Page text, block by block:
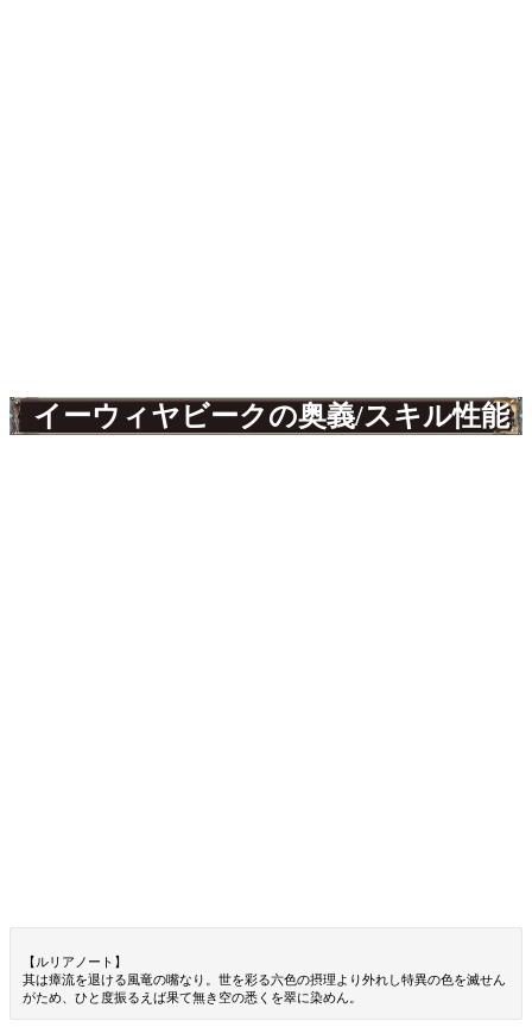
イーウィヤビークの奥義/スキル性能
【ルリアノート】
其は瘴流を退ける風竜の嘴なり。世を彩る六色の摂理より外れし特異の色を滅せん
がため、ひと度振るえば果て無き空の悉くを翠に染めん。